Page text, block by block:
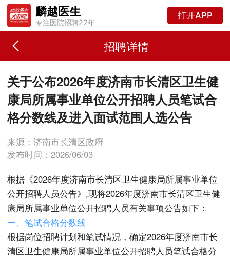
麟越医生
专注医院招聘22年
打开APP
招聘详情
关于公布2026年度济南市长清区卫生健
康局所属事业单位公开招聘人员笔试合
格分数线及进入面试范围人选公告
来源：济南市长清区政府
发布时间：2026/06/03
根据《2026年度济南市长清区卫生健康局所属事业单位
公开招聘人员公告》,现将2026年度济南市长清区卫生健
康局所属事业单位公开招聘人员有关事项公告如下：
一、笔试合格分数线
根据岗位招聘计划和笔试情况，确定2026年度济南市长
清区卫生健康局所属事业单位公开招聘人员笔试合格分